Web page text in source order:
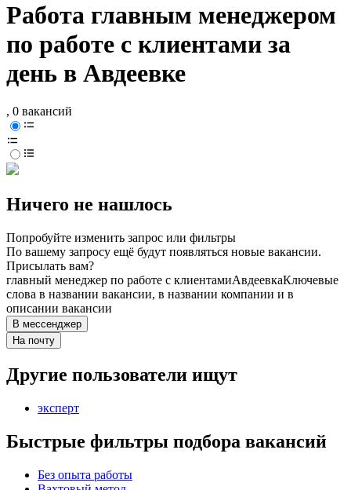
Работа главным менеджером
по работе с клиентами за
день в Авдеевке
, 0 вакансий
Ничего не нашлось
Попробуйте изменить запрос или фильтры
По вашему запросу ещё будут появляться новые вакансии.
Присылать вам?
главный менеджер по работе с клиентамиАвдеевкаКлючевые
слова в названии вакансии, в названии компании и в
описании вакансии
В мессенджер
На почту
Другие пользователи ищут
эксперт
Быстрые фильтры подбора вакансий
Без опыта работы